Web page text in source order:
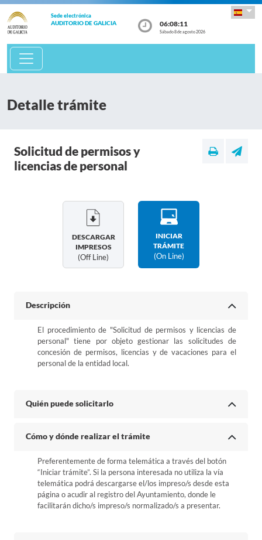
Sede electrónica
AUDITORIO DE GALICIA 06:08:11
Sábado 8 de agosto 2026
Detalle trámite
Solicitud de permisos y
licencias de personal
DESCARGAR
IMPRESOS
(off Line)
INICIAR
TRÁMITE
(on Line)
Descripción
El procedimiento de "Solicitud de permisos y licencias de
personal" tiene por objeto gestionar las solicitudes de
concesión de permisos, licencias y de vacaciones para el
personal de la entidad local.
Quién puede solicitarlo
Cómo y dónde realizar el trámite
Preferentemente de forma telemática a través del botón
“Iniciar trámite”. Si la persona interesada no utiliza la vía
telemática podrá descargarse el/los impreso/s desde esta
página o acudir al registro del Ayuntamiento, donde le
facilitarán dicho/s impreso/s normalizado/s a presentar.